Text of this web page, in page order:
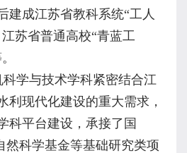
建成江苏省教科系统“工人
苏省普通高校“青蓝工
学与技术学科紧密结合江
利现代化建设的重大需求，
科平台建设，承接了国
然科学基金等基础研究类项